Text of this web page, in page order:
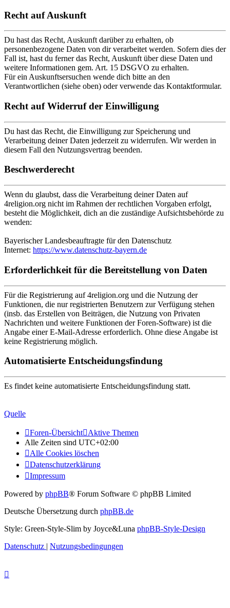
Recht auf Auskunft
Du hast das Recht, Auskunft darüber zu erhalten, ob
personenbezogene Daten von dir verarbeitet werden. Sofern dies der
Fall ist, hast du ferner das Recht, Auskunft über diese Daten und
weitere Informationen gem. Art. 15 DSGVO zu erhalten.
Für ein Auskunftsersuchen wende dich bitte an den
Verantwortlichen (siehe oben) oder verwende das Kontaktformular.
Recht auf Widerruf der Einwilligung
Du hast das Recht, die Einwilligung zur Speicherung und
Verarbeitung deiner Daten jederzeit zu widerrufen. Wir werden in
diesem Fall den Nutzungsvertrag beenden.
Beschwerderecht
Wenn du glaubst, dass die Verarbeitung deiner Daten auf
4religion.org nicht im Rahmen der rechtlichen Vorgaben erfolgt,
besteht die Möglichkeit, dich an die zuständige Aufsichtsbehörde zu
wenden:
Bayerischer Landesbeauftragte für den Datenschutz
Internet: https://www.datenschutz-bayern.de
Erforderlichkeit für die Bereitstellung von Daten
Für die Registrierung auf 4religion.org und die Nutzung der
Funktionen, die nur registrierten Benutzern zur Verfügung stehen
(insb. das Erstellen von Beiträgen, die Nutzung von Privaten
Nachrichten und weitere Funktionen der Foren-Software) ist die
Angabe einer E-Mail-Adresse erforderlich. Ohne diese Angabe ist
keine Registrierung möglich.
Automatisierte Entscheidungsfindung
Es findet keine automatisierte Entscheidungsfindung statt.
Quelle
Foren-Übersicht
Aktive Themen
Alle Zeiten sind UTC+02:00
Alle Cookies löschen
Datenschutzerklärung
Impressum
Powered by phpBB® Forum Software © phpBB Limited
Deutsche Übersetzung durch phpBB.de
Style: Green-Style-Slim by Joyce&Luna phpBB-Style-Design
Datenschutz | Nutzungsbedingungen